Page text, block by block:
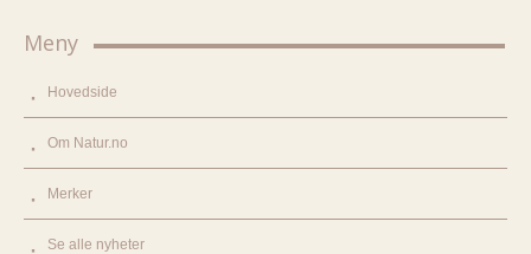
Meny
Hovedside
Om Natur.no
Merker
Se alle nyheter